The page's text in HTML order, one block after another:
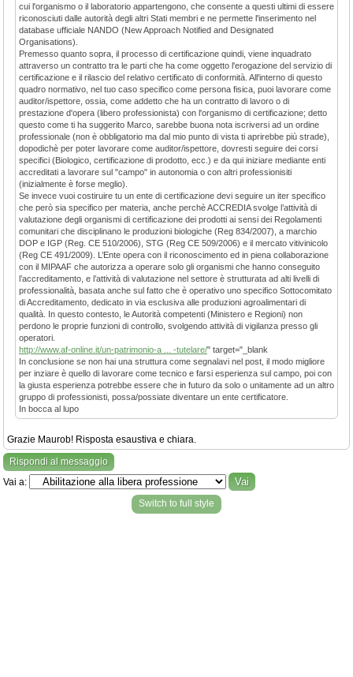
cui l'organismo o il laboratorio appartengono, che consente a questi ultimi di essere
riconosciuti dalle autorità degli altri Stati membri e ne permette l'inserimento nel
database ufficiale NANDO (New Approach Notified and Designated
Organisations).
Premesso quanto sopra, il processo di certificazione quindi, viene inquadrato
attraverso un contratto tra le parti che ha come oggetto l'erogazione del servizio di
certificazione e il rilascio del relativo certificato di conformità. All'interno di questo
quadro normativo, nel tuo caso specifico come persona fisica, puoi lavorare come
auditor/ispettore, ossia, come addetto che ha un contratto di lavoro o di
prestazione d'opera (libero professionista) con l'organismo di certificazione; detto
questo come ti ha suggerito Marco, sarebbe buona nota iscriversi ad un ordine
professionale (non è obbligatorio ma dal mio punto di vista ti aprirebbe più strade),
dopodichè per poter lavorare come auditor/ispettore, dovresti seguire dei corsi
specifici (Biologico, certificazione di prodotto, ecc.) e da qui iniziare mediante enti
accreditati a lavorare sul "campo" in autonomia o con altri professionisiti
(inizialmente è forse meglio).
Se invece vuoi costiruire tu un ente di certificazione devi seguire un iter specifico
che però sia specifico per materia, anche perchè ACCREDIA svolge l’attività di
valutazione degli organismi di certificazione dei prodotti ai sensi dei Regolamenti
comunitari che disciplinano le produzioni biologiche (Reg 834/2007), a marchio
DOP e IGP (Reg. CE 510/2006), STG (Reg CE 509/2006) e il mercato vitivinicolo
(Reg CE 491/2009). L’Ente opera con il riconoscimento ed in piena collaborazione
con il MIPAAF che autorizza a operare solo gli organismi che hanno conseguito
l’accreditamento, e l’attività di valutazione nel settore è strutturata ad alti livelli di
professionalità, basata anche sul fatto che è operativo uno specifico Sottocomitato
di Accreditamento, dedicato in via esclusiva alle produzioni agroalimentari di
qualità. In questo contesto, le Autorità competenti (Ministero e Regioni) non
perdono le proprie funzioni di controllo, svolgendo attività di vigilanza presso gli
operatori.
http://www.af-online.it/un-patrimonio-a ... -tutelare/" target="_blank
In conclusione se non hai una struttura come segnalavi nel post, il modo migliore
per inziare è quello di lavorare come tecnico e farsi esperienza sul campo, poi con
la giusta esperienza potrebbe essere che in futuro da solo o unitamente ad un altro
gruppo di professionisti, possa/possiate diventare un ente certificatore.
In bocca al lupo
Grazie Maurob! Risposta esaustiva e chiara.
Rispondi al messaggio
Vai a:
Switch to full style